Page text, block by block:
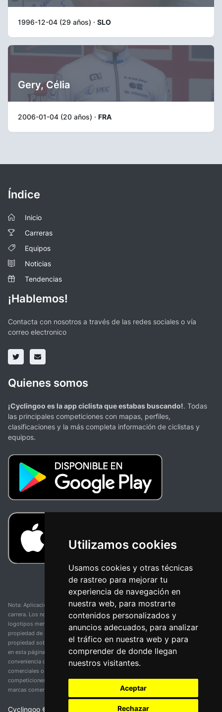
Utilizamos cookies
Usamos cookies y otras técnicas
de rastreo para mejorar tu
experiencia de navegación en
nuestra web, para mostrarte
contenidos personalizados y
anuncios adecuados, para analizar
el tráfico en nuestra web y para
comprender de donde llegan
nuestros visitantes.
Aceptar
Rechazar
1996-12-04 (29 años) · SLO
Gery, Célia
2006-01-04 (20 años) · FRA
Índice
Inicio
Carreras
Equipos
Noticias
Tendencias
¡Hablemos!
Contacta con nosotros a través de las redes sociales o vía
correo electronico
Quienes somos
¡Cyclingoo es la app ciclista que estabas buscando!. Todas
las principales competiciones con mapas, perfiles,
clasificaciones y la más completa información de ciclistas y
equipos.
Nota: Aplicación y web no oficial y no relacionada con ninguna organización o
carrera. Los nombres de equipos, competiciones, marcas comerciales y
logotipos mencionados en esta página de resultados de ciclismo son
propiedad de sus respectivos dueños. No tenemos afiliación, patrocinio ni
propiedad sobre estas marcas comerciales. Toda la información proporcionada
en esta página se presenta únicamente con fines informativos y para la
conveniencia de nuestros usuarios. Cualquier uso de nombres, marcas
comerciales o logotipos tiene el único propósito de identificar equipos y
competiciones y no implica asociación o respaldo. Todos los derechos de las
marcas comerciales mencionadas aquí pertenecen a sus propietarios legítimos.
Cyclingoo ©